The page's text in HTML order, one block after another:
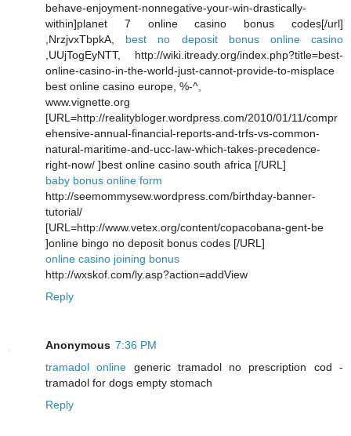
behave-enjoyment-nonnegative-your-win-drastically-
within]planet 7 online casino bonus codes[/url]
,NrzjvxTbpkA, best no deposit bonus online casino
,UUjTogEyNTT, http://wiki.itready.org/index.php?title=best-
online-casino-in-the-world-just-cannot-provide-to-misplace
best online casino europe, %-^,
www.vignette.org
[URL=http://realitybloger.wordpress.com/2010/01/11/compr
ehensive-annual-financial-reports-and-trfs-vs-common-
natural-maritime-and-ucc-law-which-takes-precedence-
right-now/ ]best online casino south africa [/URL]
baby bonus online form
http://seemommysew.wordpress.com/birthday-banner-
tutorial/
[URL=http://www.vetex.org/content/copacobana-gent-be
]online bingo no deposit bonus codes [/URL]
online casino joining bonus
http://wxskof.com/ly.asp?action=addView
Reply
Anonymous 7:36 PM
tramadol online generic tramadol no prescription cod -
tramadol for dogs empty stomach
Reply